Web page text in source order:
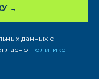
данных с
политике